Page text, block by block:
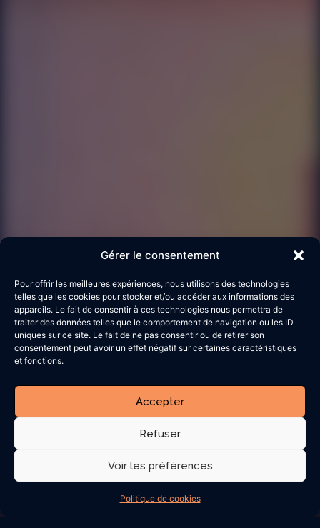
Gérer le consentement
Pour offrir les meilleures expériences, nous utilisons des technologies
telles que les cookies pour stocker et/ou accéder aux informations des
appareils. Le fait de consentir à ces technologies nous permettra de
traiter des données telles que le comportement de navigation ou les ID
uniques sur ce site. Le fait de ne pas consentir ou de retirer son
consentement peut avoir un effet négatif sur certaines caractéristiques
et fonctions.
Accepter
Refuser
Voir les préférences
Politique de cookies